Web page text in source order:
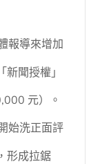
報導來增加
聞授權」
元）。
始洗正面評
形成拉鋸